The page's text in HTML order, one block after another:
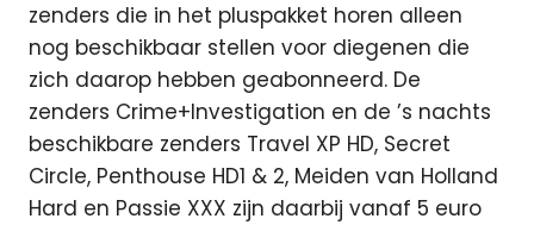
zenders die in het pluspakket horen alleen
nog beschikbaar stellen voor diegenen die
zich daarop hebben geabonneerd. De
zenders Crime+Investigation en de ’s nachts
beschikbare zenders Travel XP HD, Secret
Circle, Penthouse HD1 & 2, Meiden van Holland
Hard en Passie XXX zijn daarbij vanaf 5 euro